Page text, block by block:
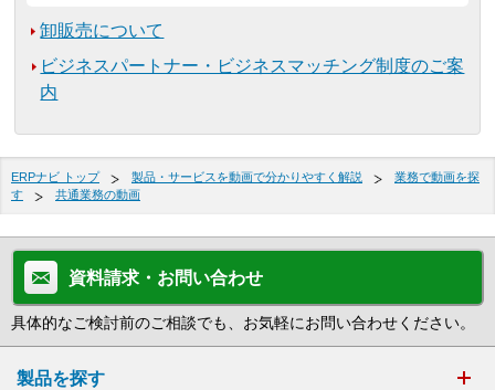
卸販売について
ビジネスパートナー・ビジネスマッチング制度のご案
内
ERPナビ トップ 製品・サービスを動画で分かりやすく解説
業務で動画を探
す
共通業務の動画
資料請求・お問い合わせ
具体的なご検討前のご相談でも、お気軽にお問い合わせください。
製品を探す